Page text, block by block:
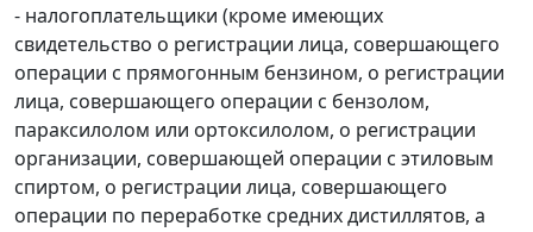
- налогоплательщики (кроме имеющих
свидетельство о регистрации лица, совершающего
операции с прямогонным бензином, о регистрации
лица, совершающего операции с бензолом,
параксилолом или ортоксилолом, о регистрации
организации, совершающей операции с этиловым
спиртом, о регистрации лица, совершающего
операции по переработке средних дистиллятов, а